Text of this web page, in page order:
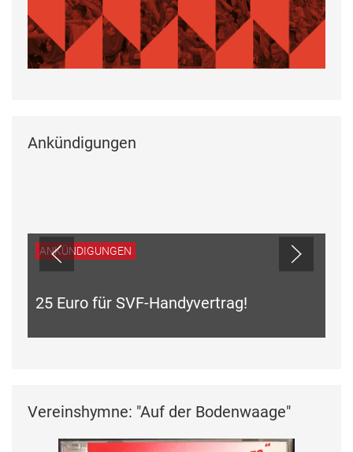
Ankündigungen
für SVF-Handyvertrag!
Vereinshymne: "Auf der Bodenwaage"